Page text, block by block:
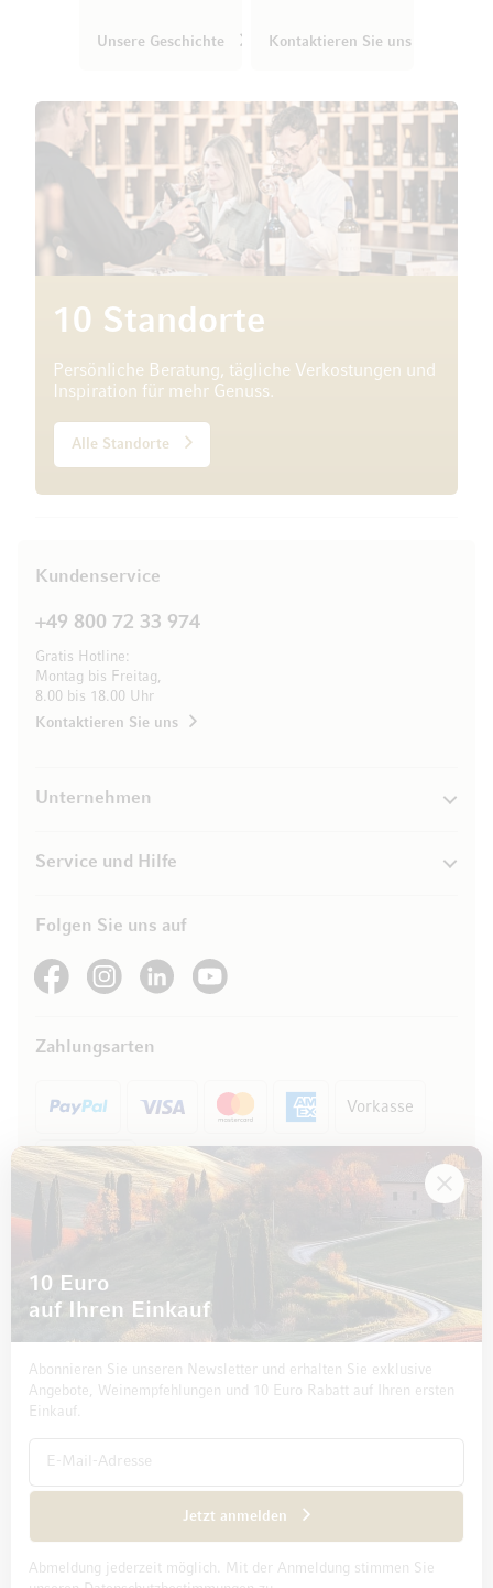
Unsere Geschichte Kontaktieren Sie uns
10 Standorte
Persönliche Beratung, tägliche Verkostungen und
Inspiration für mehr Genuss.
Alle Standorte
Kundenservice
+49 800 72 33 974
Gratis Hotline:
Montag bis Freitag,
8.00 bis 18.00 Uhr
Kontaktieren Sie uns
Unternehmen
Service und Hilfe
Folgen Sie uns auf
See our FacebookSee our Instagram account
See our LinkedInSee our YouTube channel
Zahlungsarten
Vorkasse
Rechnung
© 2026 Mövenpick Wein Deutschland GmbH & Co. KG
Datenschutz und Disclaimer
10 Euro
auf Ihren Einkauf
Abonnieren Sie unseren Newsletter und erhalten Sie exklusive
Angebote, Weinempfehlungen und 10 Euro Rabatt auf Ihren ersten
Einkauf.
Jetzt anmelden
Abmeldung jederzeit möglich. Mit der Anmeldung stimmen Sie